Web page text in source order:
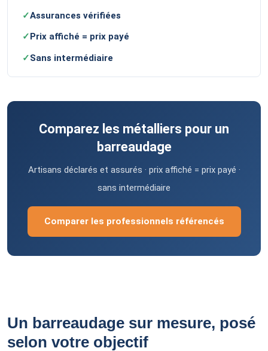
✓Assurances vérifiées
✓Prix affiché = prix payé
✓Sans intermédiaire
Comparez les métalliers pour un
barreaudage
Artisans déclarés et assurés · prix affiché = prix payé ·
sans intermédiaire
Comparer les professionnels référencés
Un barreaudage sur mesure, posé
selon votre objectif